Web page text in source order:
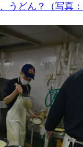
うどん？（写真：